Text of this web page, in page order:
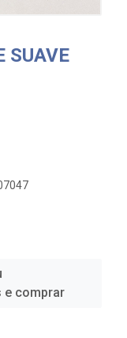
SUAVE
e comprar